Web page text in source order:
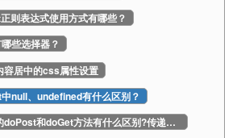
则表达式使用方式有哪些？
些选择器？
容居中的css属性设置
null、undefined有什么区别？
Servlet中的doPost和doGet方法有什么区别?传递和获取参数上有什么区别？